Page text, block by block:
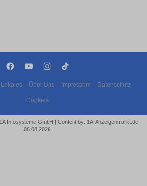
Lokales Über Uns Impressum Datenschutz
Cookies
Infosysteme GmbH | Content by: 1A-Anzeigenmarkt.de
06.08.2026